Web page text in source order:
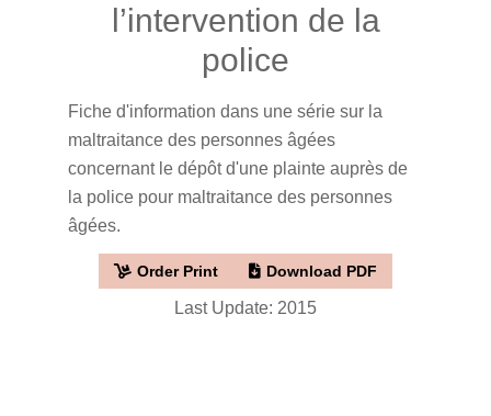
l’intervention de la
police
Fiche d'information dans une série sur la
maltraitance des personnes âgées
concernant le dépôt d'une plainte auprès de
la police pour maltraitance des personnes
âgées.
Order Print Download PDF
Last Update: 2015